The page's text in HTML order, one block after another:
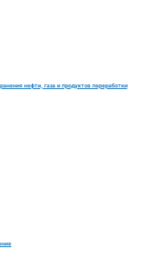
нефти, газа и продуктов переработки